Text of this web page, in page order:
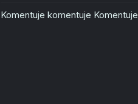
Komentuje komentuje Komentuje